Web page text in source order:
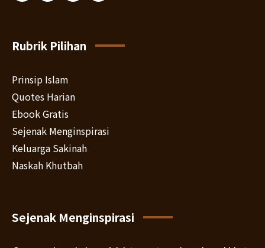
Rubrik Pilihan
Prinsip Islam
Quotes Harian
Ebook Gratis
Sejenak Menginspirasi
Keluarga Sakinah
Naskah Khutbah
Sejenak Menginspirasi